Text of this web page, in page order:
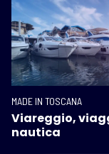
MADE IN TOSCANA
Viareggio,
nautica